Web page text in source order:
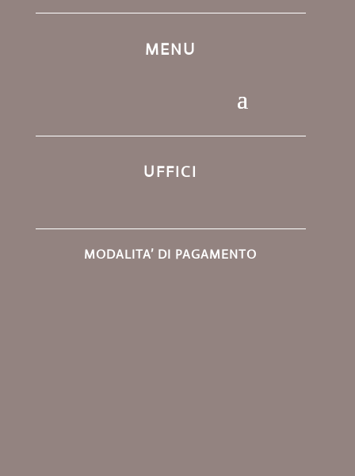
MENU
UFFICI
MODALITA’ DI PAGAMENTO